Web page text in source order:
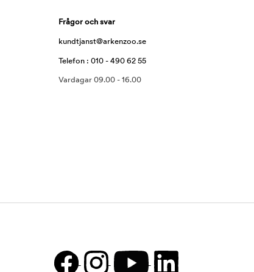
Frågor och svar
kundtjanst@arkenzoo.se
Telefon : 010 - 490 62 55
Vardagar 09.00 - 16.00